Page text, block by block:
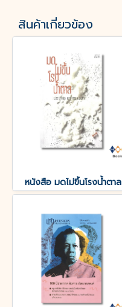
สินค้าเกี่ยวข้อง
หนังสือ มดไม่ขึ้นโรงน้ำตาล